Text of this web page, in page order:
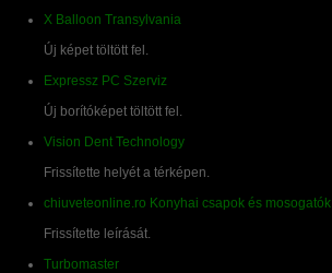
X Balloon Transylvania
Új képet töltött fel.
Expressz PC Szerviz
Új borítóképet töltött fel.
Vision Dent Technology
Frissítette helyét a térképen.
chiuveteonline.ro Konyhai csapok és mosogatók
Frissítette leírását.
Turbomaster